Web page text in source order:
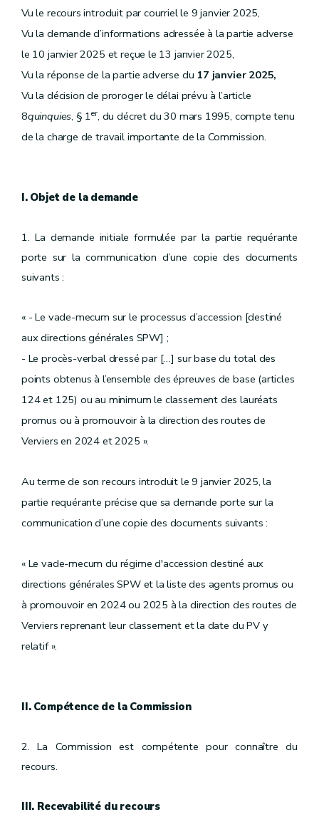
Vu le recours introduit par courriel le 9 janvier 2025,
Vu la demande d’informations adressée à la partie adverse
le 10 janvier 2025 et reçue le 13 janvier 2025,
Vu la réponse de la partie adverse du 17 janvier 2025,
Vu la décision de proroger le délai prévu à l’article
8quinquies, § 1er, du décret du 30 mars 1995, compte tenu
de la charge de travail importante de la Commission.
I. Objet de la demande
1. La demande initiale formulée par la partie requérante
porte sur la communication d’une copie des documents
suivants :
« - Le vade-mecum sur le processus d’accession [destiné
aux directions générales SPW] ;
- Le procès-verbal dressé par […] sur base du total des
points obtenus à l’ensemble des épreuves de base (articles
124 et 125) ou au minimum le classement des lauréats
promus ou à promouvoir à la direction des routes de
Verviers en 2024 et 2025 ».
Au terme de son recours introduit le 9 janvier 2025, la
partie requérante précise que sa demande porte sur la
communication d’une copie des documents suivants :
« Le vade-mecum du régime d'accession destiné aux
directions générales SPW et la liste des agents promus ou
à promouvoir en 2024 ou 2025 à la direction des routes de
Verviers reprenant leur classement et la date du PV y
relatif ».
II. Compétence de la Commission
2. La Commission est compétente pour connaître du
recours.
III. Recevabilité du recours